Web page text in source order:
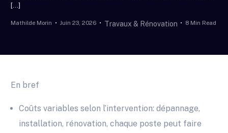
[…]
Mathilde Morin Juin 23, 2026 Travaux & Rénovation 8 Min Read
En bref
Coûts variables selon l’intervention: dépannage,
installation, rénovation, chaque poste peut faire